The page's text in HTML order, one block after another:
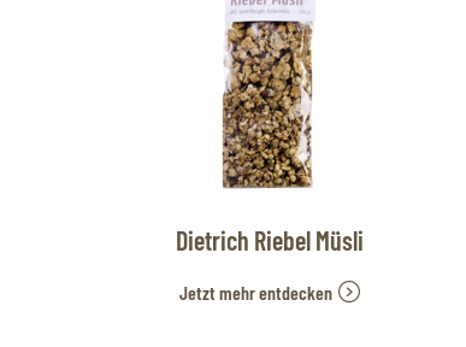
Dietrich Riebel Müsli
Jetzt mehr entdecken